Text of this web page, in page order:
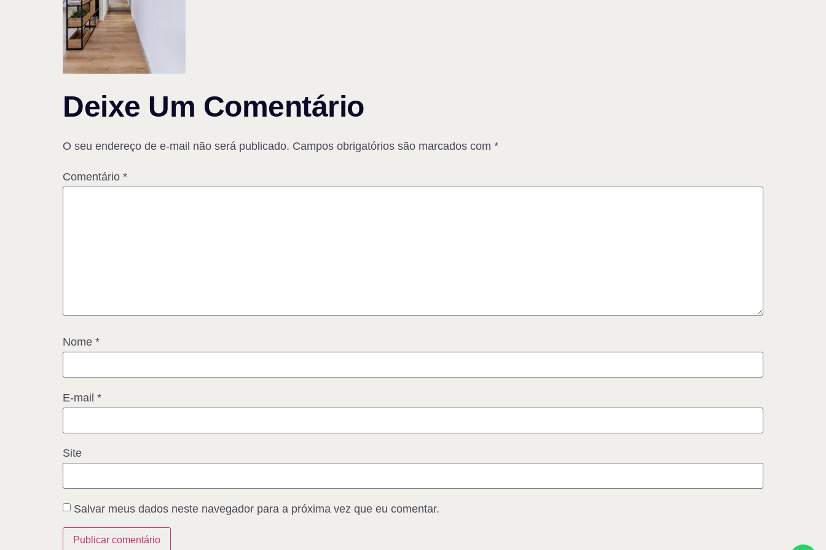
Deixe Um Comentário
O seu endereço de e-mail não será publicado. Campos obrigatórios são marcados com *
Comentário *
Nome *
E-mail *
Site
Salvar meus dados neste navegador para a próxima vez que eu comentar.